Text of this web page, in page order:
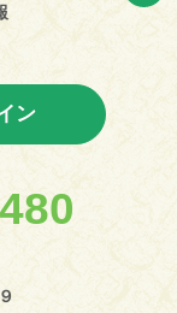
ン